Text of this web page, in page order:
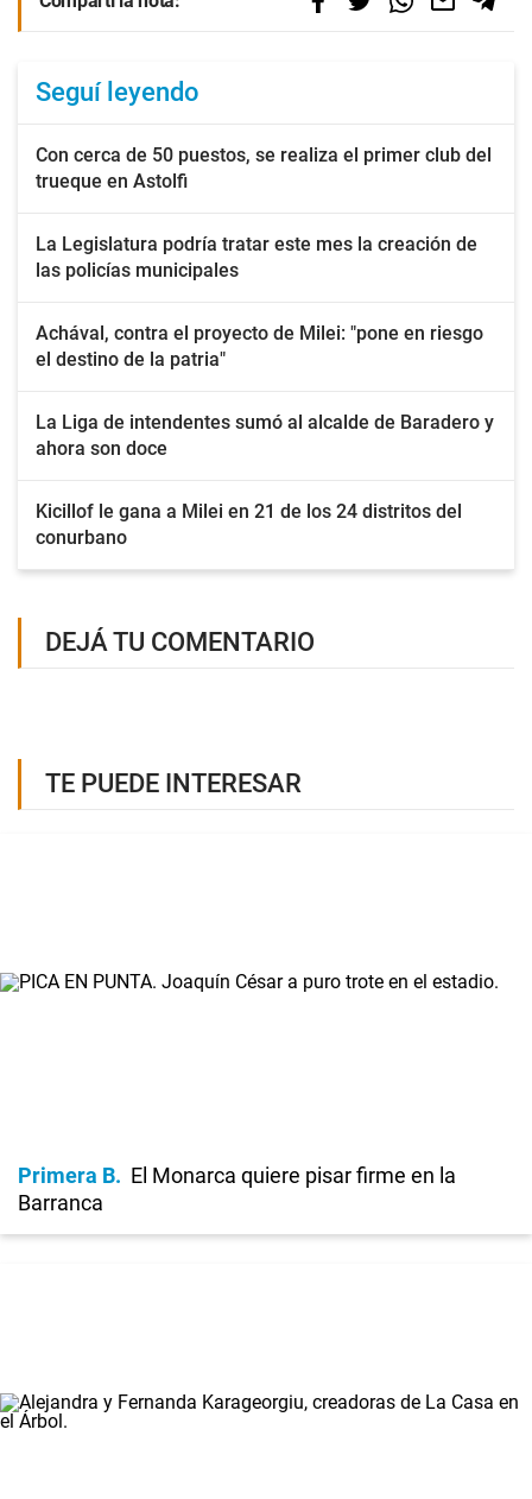
Seguí leyendo
Con cerca de 50 puestos, se realiza el primer club del
trueque en Astolfi
La Legislatura podría tratar este mes la creación de
las policías municipales
Achával, contra el proyecto de Milei: "pone en riesgo
el destino de la patria"
La Liga de intendentes sumó al alcalde de Baradero y
ahora son doce
Kicillof le gana a Milei en 21 de los 24 distritos del
conurbano
DEJÁ TU COMENTARIO
TE PUEDE INTERESAR
Primera B
El Monarca quiere pisar firme en la
Barranca